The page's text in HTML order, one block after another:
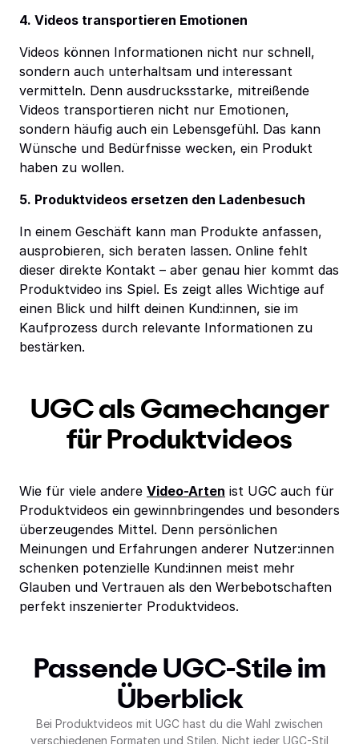
4. Videos transportieren Emotionen
Videos können Informationen nicht nur schnell,
sondern auch unterhaltsam und interessant
vermitteln. Denn ausdrucksstarke, mitreißende
Videos transportieren nicht nur Emotionen,
sondern häufig auch ein Lebensgefühl. Das kann
Wünsche und Bedürfnisse wecken, ein Produkt
haben zu wollen.
5. Produktvideos ersetzen den Ladenbesuch
In einem Geschäft kann man Produkte anfassen,
ausprobieren, sich beraten lassen. Online fehlt
dieser direkte Kontakt – aber genau hier kommt das
Produktvideo ins Spiel. Es zeigt alles Wichtige auf
einen Blick und hilft deinen Kund:innen, sie im
Kaufprozess durch relevante Informationen zu
bestärken.
UGC als Gamechanger
für Produktvideos
Wie für viele andere Video-Arten ist UGC auch für
Produktvideos ein gewinnbringendes und besonders
überzeugendes Mittel. Denn persönlichen
Meinungen und Erfahrungen anderer Nutzer:innen
schenken potenzielle Kund:innen meist mehr
Glauben und Vertrauen als den Werbebotschaften
perfekt inszenierter Produktvideos.
Passende UGC-Stile im
Überblick
Bei Produktvideos mit UGC hast du die Wahl zwischen
verschiedenen Formaten und Stilen. Nicht jeder UGC-Stil